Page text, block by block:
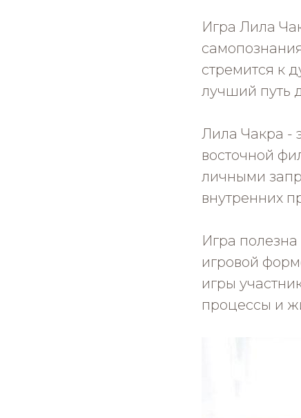
Игра Лила
стремится к
лучший путь
Лила Чакра -
восточной
личными
внутренних
Игра
игровой
игры
процессы и